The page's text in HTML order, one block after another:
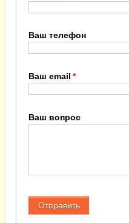
Ваш телефон
Ваш email
Ваш вопрос